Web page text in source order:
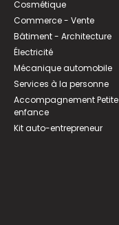
Cosmétique
Commerce - Vente
Bâtiment - Architecture
Électricité
Mécanique automobile
Services à la personne
Accompagnement Petite
enfance
Kit auto-entrepreneur